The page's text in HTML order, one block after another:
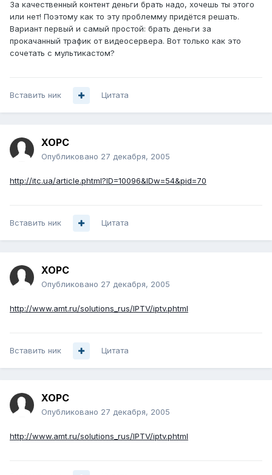
За качественный контент деньги брать надо, хочешь ты этого
или нет! Поэтому как то эту проблемму придётся решать.
Вариант первый и самый простой: брать деньги за
прокачанный трафик от видеосервера. Вот только как это
сочетать с мультикастом?
Вставить ник Цитата
XOPC
Опубликовано 27 декабря, 2005
http://itc.ua/article.phtml?ID=10096&IDw=54&pid=70
Вставить ник Цитата
XOPC
Опубликовано 27 декабря, 2005
http://www.amt.ru/solutions_rus/IPTV/iptv.phtml
Вставить ник Цитата
XOPC
Опубликовано 27 декабря, 2005
http://www.amt.ru/solutions_rus/IPTV/iptv.phtml